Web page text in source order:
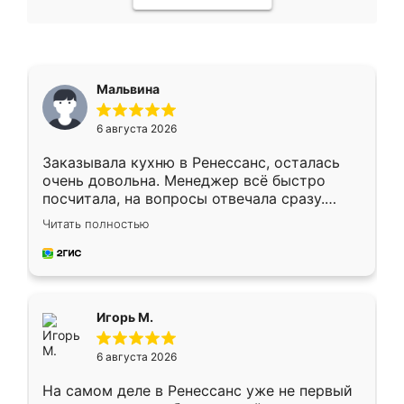
Мальвина
6 августа 2026
Заказывала кухню в Ренессанс, осталась
очень довольна. Менеджер всё быстро
посчитала, на вопросы отвечала сразу.
Замерщик приехал в субботу, подошёл к
делу со всей ответственностью. Собрали
за день, ребята работали аккуратно, даже
Читать полностью
Игорь М.
6 августа 2026
На самом деле в Ренессанс уже не первый